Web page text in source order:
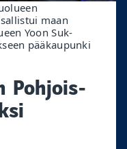
maan
Yoon Suk-
pääkaupunki
Pohjois-